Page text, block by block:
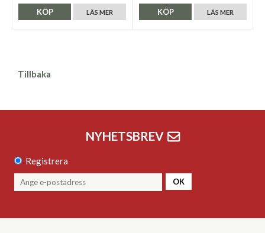
LÄS MER
KÖP LÄS MER
KÖP
Tillbaka
NYHETSBREV
Registrera
OK